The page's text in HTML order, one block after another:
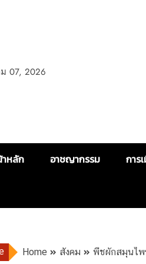
07, 2026
หลัก อาชญากรรม การ
Home สังคม พืชผักสมุนไพ